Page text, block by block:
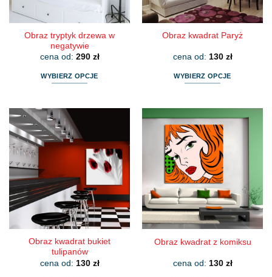
produktu
produktu
Obraz tryptyk drzewa w
negatywie
cena od: 290 zł
WYBIERZ OPCJE
ma
wiele
wariantów.
można
wybrać
na
stronie
produktu
Obraz kwadrat Paryż
cena od: 130 zł
WYBIERZ OPCJE
ma
wiele
wariantów.
Opcje
można
wybrać
na
stronie
produktu
Obraz kwadrat bukiet
tulipanów
cena od: 130 zł
Obraz kwadrat z komiksu
cena od: 130 zł